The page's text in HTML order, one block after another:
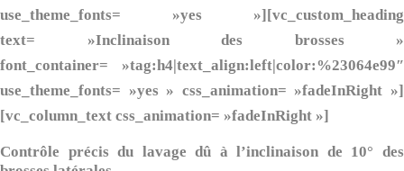
use_theme_fonts= »yes »][vc_custom_heading
text= »Inclinaison des brosses »
font_container= »tag:h4|text_align:left|color:%23064e99″
use_theme_fonts= »yes » css_animation= »fadeInRight »]
[vc_column_text css_animation= »fadeInRight »]
Contrôle précis du lavage dû à l’inclinaison de 10° des